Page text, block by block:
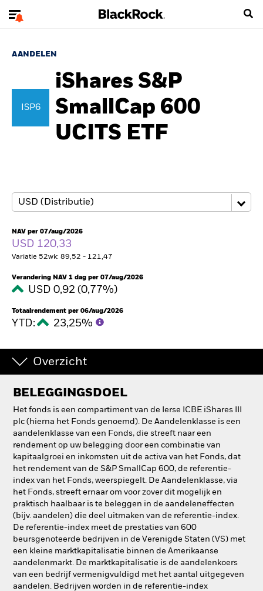
AANDELEN
ISP6
iShares S&P
SmallCap 600
UCITS ETF
NAV per 07/aug/2026
USD 120,33
Variatie 52wk: 89,52 - 121,47
Verandering NAV 1 dag per 07/aug/2026
USD 0,92 (0,77%)
Totaalrendement per 06/aug/2026
YTD: 23,25%
Overzicht
BELEGGINGSDOEL
Het fonds is een compartiment van de Ierse ICBE iShares III
plc (hierna het Fonds genoemd). De Aandelenklasse is een
aandelenklasse van een Fonds, die streeft naar een
rendement op uw belegging door een combinatie van
kapitaalgroei en inkomsten uit de activa van het Fonds, dat
het rendement van de S&P SmallCap 600, de referentie-
index van het Fonds, weerspiegelt. De Aandelenklasse, via
het Fonds, streeft ernaar om voor zover dit mogelijk en
praktisch haalbaar is te beleggen in de aandeleneffecten
(bijv. aandelen) die deel uitmaken van de referentie-index.
De referentie-index meet de prestaties van 600
beursgenoteerde bedrijven in de Verenigde Staten (VS) met
een kleine marktkapitalisatie binnen de Amerikaanse
aandelenmarkt. De marktkapitalisatie is de aandelenkoers
van een bedrijf vermenigvuldigd met het aantal uitgegeven
aandelen. Bedrijven worden in de referentie-index